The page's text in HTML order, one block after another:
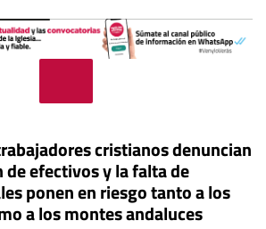
cristianos denuncian
de efectivos y la falta de
ponen en riesgo tanto a los
a los montes andaluces